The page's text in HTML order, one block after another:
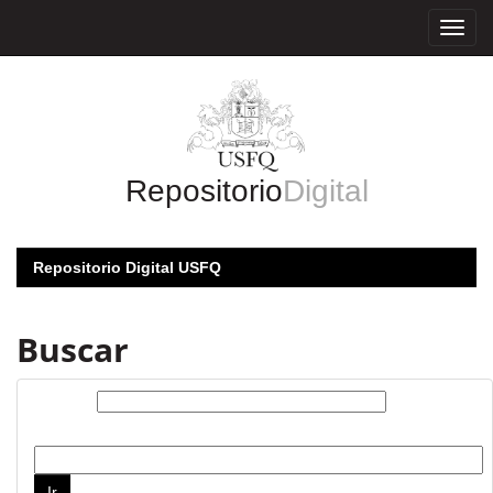
RepositorioDigital
Repositorio Digital USFQ
Buscar